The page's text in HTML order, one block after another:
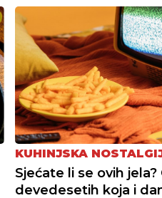
KUHINJSKA
Sjećate li se ovih jela?
devedesetih koja i